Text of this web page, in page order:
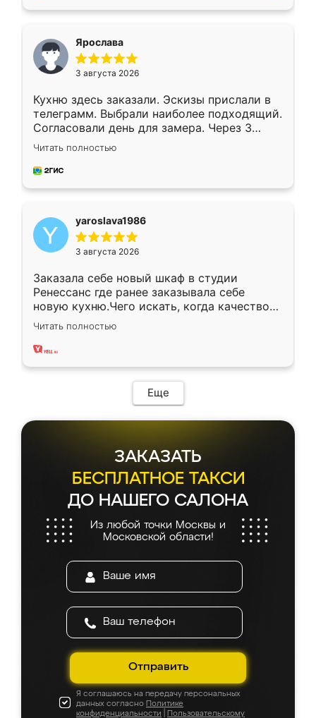
Ярослава
3 августа 2026
Кухню здесь заказали. Эскизы прислали в
телеграмм. Выбрали наиболее подходящий.
Согласовали день для замера. Через 3
недели кухня была уже готова. Остались
довольны работой. Спасибо Ренессанс
мебель за качественную работу!
Читать полностью
yaroslava1986
3 августа 2026
Заказала себе новый шкаф в студии
Ренессанс где ранее заказывала себе
новую кухню.Чего искать, когда качеством
вполне довольна. Служит кухня уже почти
два года, нареканий нет.
Читать полностью
Еще
ЗАКАЗАТЬ
БЕСПЛАТНОЕ ТАКСИ
ДО НАШЕГО САЛОНА
Из любой точки Москвы и
Московской области!
Отправить
Я соглашаюсь на передачу персональных
данных согласно Политике
конфиденциальности
Пользовательскому